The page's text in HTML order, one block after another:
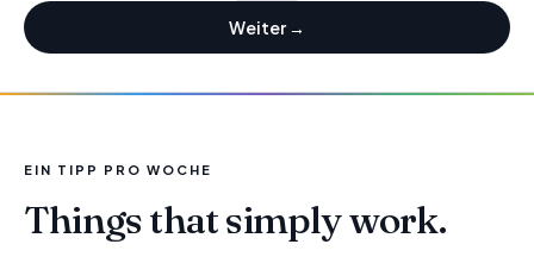
Weiter→
EIN TIPP PRO WOCHE
Things that simply work.